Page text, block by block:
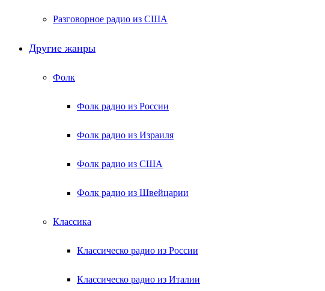
Разговорное радио из США
Другие жанры
Фолк
Фолк радио из России
Фолк радио из Израиля
Фолк радио из США
Фолк радио из Швейцарии
Классика
Классическо радио из России
Классическо радио из Италии